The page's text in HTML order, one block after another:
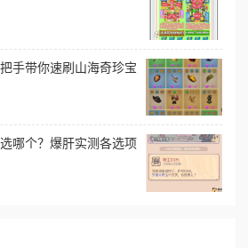
手带你速刷山海奇珍宝
哪个？爆肝实测各选项